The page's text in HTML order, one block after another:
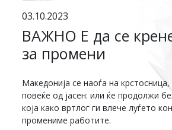
03.10.2023
ВАЖНО Е да се
за промени
Македонија се наоѓа на
повеќе од јасен: или ќе продолжи
која како вртлог ги влече луѓето
промениме работите.